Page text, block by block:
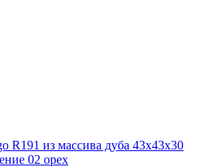
R191 из массива дуба 43х43х30
02 орех